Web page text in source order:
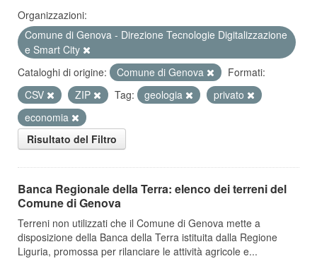
Organizzazioni:
Comune di Genova - Direzione Tecnologie Digitalizzazione
e Smart City
Cataloghi di origine:
Comune di Genova
Formati:
CSV
ZIP Tag: geologia
privato
economia
Risultato del Filtro
Banca Regionale della Terra: elenco dei terreni del
Comune di Genova
Terreni non utilizzati che il Comune di Genova mette a
disposizione della Banca della Terra istituita dalla Regione
Liguria, promossa per rilanciare le attività agricole e...